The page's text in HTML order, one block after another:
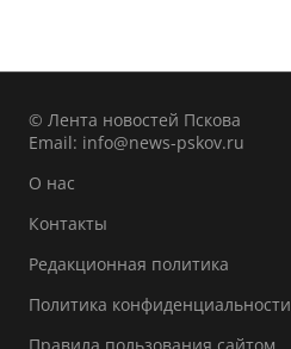
© Лента новостей Пскова
Email: info@news-pskov.ru
О нас
Контакты
Редакционная политика
Политика конфиденциальности